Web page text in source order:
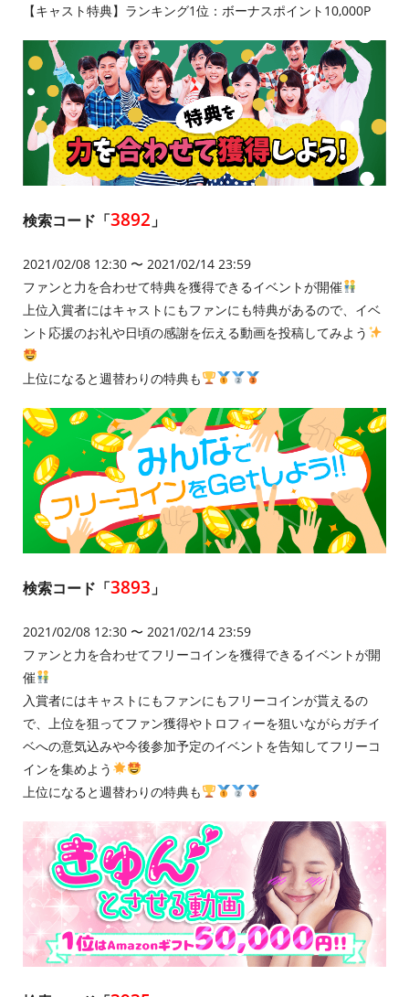
【キャスト特典】ランキング1位：ボーナスポイント10,000P
検索コード「3892 」
2021/02/08 12:30 〜 2021/02/14 23:59
ファンと力を合わせて特典を獲得できるイベントが開催
上位入賞者にはキャストにもファンにも特典があるので、イベ
ント応援のお礼や日頃の感謝を伝える動画を投稿してみよう
上位になると週替わりの特典も
検索コード「3893 」
2021/02/08 12:30 〜 2021/02/14 23:59
ファンと力を合わせてフリーコインを獲得できるイベントが開
催
入賞者にはキャストにもファンにもフリーコインが貰えるの
で、上位を狙ってファン獲得やトロフィーを狙いながらガチイ
ベへの意気込みや今後参加予定のイベントを告知してフリーコ
インを集めよう
上位になると週替わりの特典も